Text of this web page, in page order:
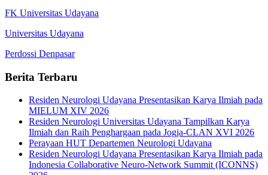
FK Universitas Udayana
Universitas Udayana
Perdossi Denpasar
Berita Terbaru
Residen Neurologi Udayana Presentasikan Karya Ilmiah pada
MIELUM XIV 2026
Residen Neurologi Universitas Udayana Tampilkan Karya
Ilmiah dan Raih Penghargaan pada Jogja-CLAN XVI 2026
Perayaan HUT Departemen Neurologi Udayana
Residen Neurologi Udayana Presentasikan Karya Ilmiah pada
Indonesia Collaborative Neuro-Network Summit (ICONNS)